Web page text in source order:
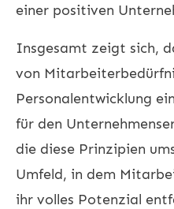
einer positiven
Insgesamt zeigt sich,
von
Personalentwicklung
für den
die diese Prinzipien
Umfeld, in dem
ihr volles Potenzial